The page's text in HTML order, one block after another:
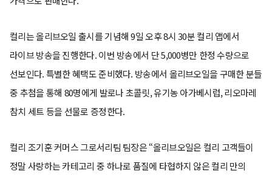
컬리는 올리브오일 출시를 기념해 9일 오후 8시 30분 컬리 앱에서
라이브 방송을 진행한다. 이번 방송에서 단 5,000병만 한정 수량으로
선보인다. 특별한 혜택도 준비했다. 방송에서 올리브오일을 구매한 분들
중 추첨을 통해 80명에게 발로나 초콜릿, 유기농 아가베시럽, 리오마레
참치 세트 등을 선물로 증정한다.
컬리 조기훈 커머스 그로서리팀 팀장은 “올리브오일은 컬리 고객들이
정말 사랑하는 카테고리 중 하나로 품질에 타협하지 않은 컬리 만의